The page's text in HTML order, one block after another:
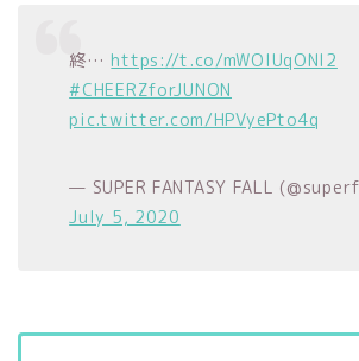
終…https://t.co/mWOIUqONl2
#CHEERZforJUNON
pic.twitter.com/HPVyePto4q
— SUPER FANTASY FALL
July 5, 2020